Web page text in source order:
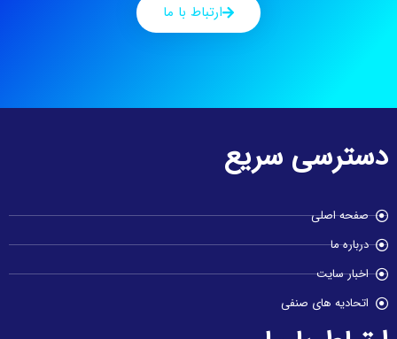
ارتباط با ما
دسترسی سریع
صفحه اصلی
درباره ما
اخبار سایت
اتحادیه های صنفی